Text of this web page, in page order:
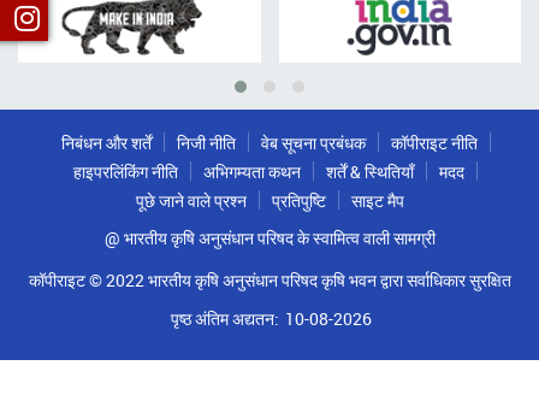
निबंधन और शर्तें निजी नीति वेब सूचना प्रबंधक
कॉपीराइट नीति
हाइपरलिंकिंग नीति
अभिगम्यता कथन शर्तें & स्थितियाँ
मदद
पूछे जाने वाले प्रश्न
प्रतिपुष्टि
साइट मैप
@ भारतीय कृषि अनुसंधान परिषद के स्वामित्व वाली सामग्री
कॉपीराइट © 2022 भारतीय कृषि अनुसंधान परिषद कृषि भवन द्वारा सर्वाधिकार सुरक्षित
पृष्ठ अंतिम अद्यतन: 10-08-2026